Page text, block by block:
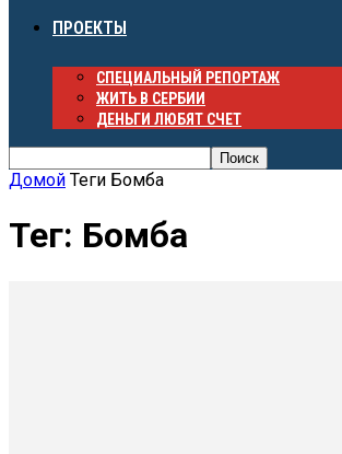
ПРОЕКТЫ
СПЕЦИАЛЬНЫЙ РЕПОРТАЖ
ЖИТЬ В СЕРБИИ
ДЕНЬГИ ЛЮБЯТ СЧЕТ
Домой Теги Бомба
Тег: Бомба